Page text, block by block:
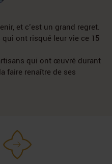
et c’est un grand regret.
ont risqué leur vie ce 15
qui ont œuvré durant
faire renaître de ses